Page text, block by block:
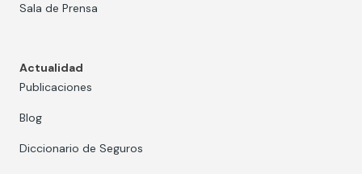
Sala de Prensa
Actualidad
Publicaciones
Blog
Diccionario de Seguros